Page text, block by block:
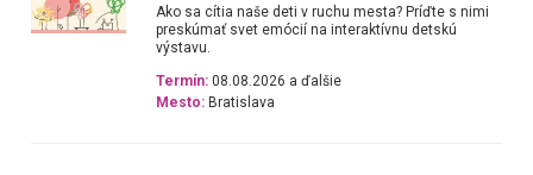
Ako sa cítia naše deti v ruchu mesta? Príďte s nimi
preskúmať svet emócií na interaktívnu detskú
výstavu.
Termín: 08.08.2026 a ďalšie
Mesto: Bratislava